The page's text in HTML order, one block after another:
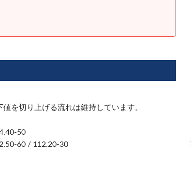
を切り上げる流れは維持しています。
50
60 / 112.20-30